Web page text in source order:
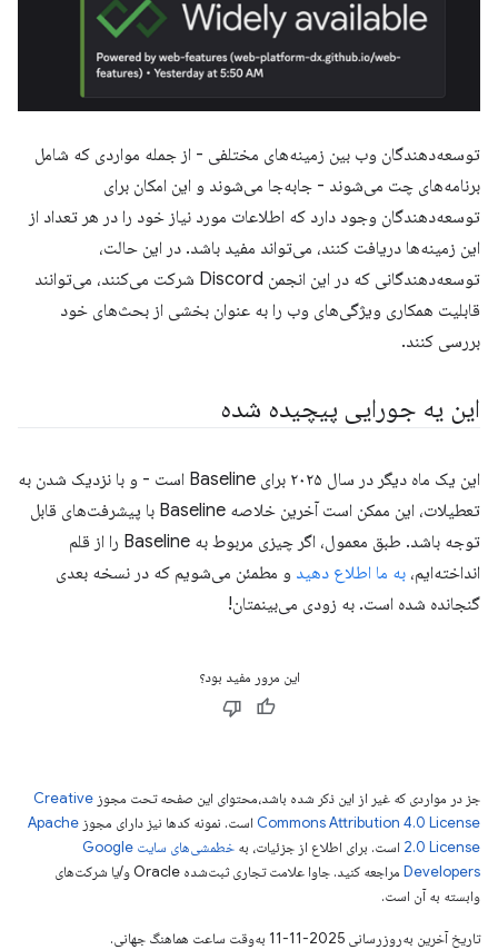
توسعه‌دهندگان وب بین زمینه‌های مختلفی - از جمله مواردی که شامل
برنامه‌های چت می‌شوند - جابه‌جا می‌شوند و این امکان برای
توسعه‌دهندگان وجود دارد که اطلاعات مورد نیاز خود را در هر تعداد از
این زمینه‌ها دریافت کنند، می‌تواند مفید باشد. در این حالت،
توسعه‌دهندگانی که در این انجمن Discord شرکت می‌کنند، می‌توانند
قابلیت همکاری ویژگی‌های وب را به عنوان بخشی از بحث‌های خود
بررسی کنند.
این یه جورایی پیچیده شده
این یک ماه دیگر در سال ۲۰۲۵ برای Baseline است - و با نزدیک شدن به
تعطیلات، این ممکن است آخرین خلاصه Baseline با پیشرفت‌های قابل
توجه باشد. طبق معمول، اگر چیزی مربوط به Baseline را از قلم
انداخته‌ایم، به ما اطلاع دهید و مطمئن می‌شویم که در نسخه بعدی
گنجانده شده است. به زودی می‌بینمتان!
این مرور مفید بود؟
جز در مواردی که غیر از این ذکر شده باشد،‌محتوای این صفحه تحت مجوز Creative
Commons Attribution 4.0 License است. نمونه کدها نیز دارای مجوز Apache
2.0 License است. برای اطلاع از جزئیات، به
خطمشی‌های سایت Google
Developers‏
مراجعه کنید. جاوا علامت تجاری ثبت‌شده Oracle و/یا شرکت‌های
وابسته به آن است.
تاریخ آخرین به‌روزرسانی 2025-11-11 به‌وقت ساعت هماهنگ جهانی.